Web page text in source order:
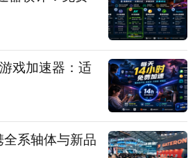
戏加速器：适
系轴体与新品